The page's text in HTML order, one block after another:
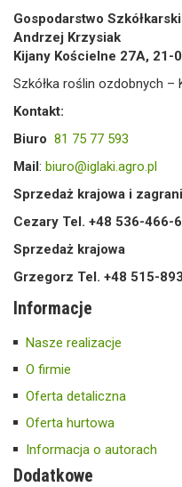
Gospodarstwo
Andrzej Krzysiak
Kijany Kościelne 27A, 21-
Szkółka roślin ozdobnych –
Kontakt:
Biuro 81 75 77 593
Mail: biuro@iglaki.agro.pl
Sprzedaż krajowa i
Cezary Tel. +48 536-466-
Sprzedaż krajowa
Grzegorz Tel. +48 515-
Informacje
Nasze realizacje
O firmie
Oferta detaliczna
Oferta hurtowa
Informacja o autorach
Dodatkowe